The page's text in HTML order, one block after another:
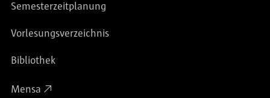
Semesterzeitplanung
Vorlesungsverzeichnis
Bibliothek
Mensa